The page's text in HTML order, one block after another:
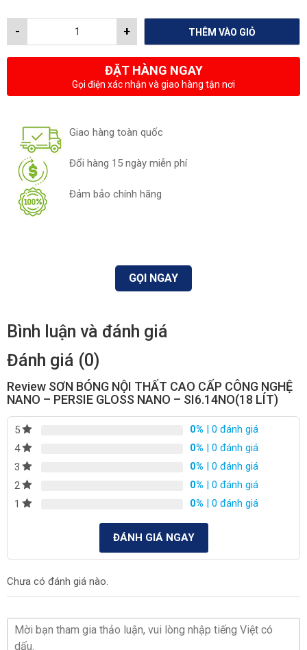
+
- THÊM VÀO GIỎ
ĐẶT HÀNG NGAY
Gọi điện xác nhận và giao hàng tận nơi
Giao hàng toàn quốc
Đổi hàng 15 ngày miễn phí
Đảm bảo chính hãng
GỌI NGAY
Bình luận và đánh giá
Đánh giá (0)
Review SƠN BÓNG NỘI THẤT CAO CẤP CÔNG NGHỆ
NANO – PERSIE GLOSS NANO – SI6.14NO(18 LÍT)
5 0% | 0 đánh giá
4
0% | 0 đánh giá
3
0% | 0 đánh giá
2
0% | 0 đánh giá
1
0% | 0 đánh giá
ĐÁNH GIÁ NGAY
Chưa có đánh giá nào.